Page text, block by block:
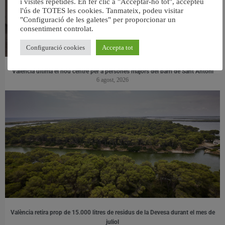
València ultima el nou centre per a persones majors del barri de Sant Antoni
6 agost, 2026
València retira prop de 15.000 litres de residus de la Devesa durant el mes de
juliol
l'ús de TOTES les cookies. Tanmateix, podeu visitar
"Configuració de les galetes" per proporcionar un
consentiment controlat.
Configuració cookies Accepta tot